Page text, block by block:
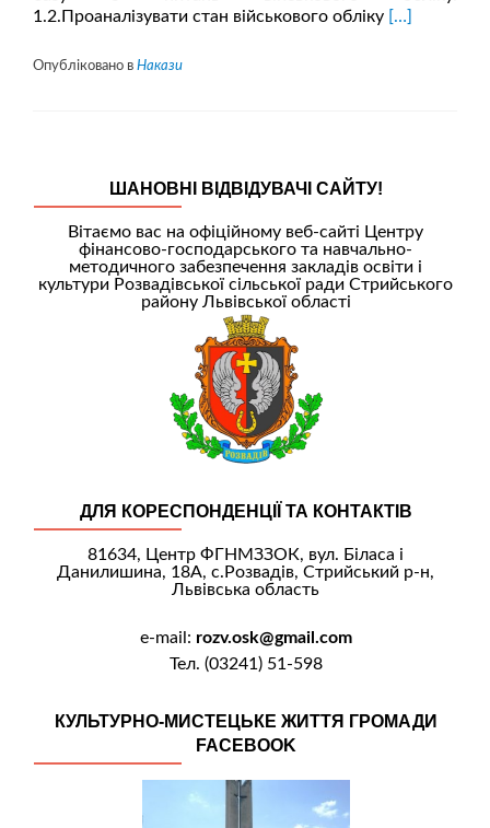
1.2.Проаналізувати стан військового обліку Читати
у
2019
році
[…]
Опубліковано в Накази
ШАНОВНІ ВІДВІДУВАЧІ САЙТУ!
Вітаємо вас на офіційному веб-сайті Центру
фінансово-господарського та навчально-
методичного забезпечення закладів освіти і
культури Розвадівської сільської ради Стрийського
району Львівської області
ДЛЯ КОРЕСПОНДЕНЦІЇ ТА КОНТАКТІВ
81634, Центр ФГНМЗЗОК, вул. Біласа і
Данилишина, 18А, с.Розвадів, Стрийський р-н,
Львівська область
e-mail: rozv.osk@gmail.com
Тел. (03241) 51-598
КУЛЬТУРНО-МИСТЕЦЬКЕ ЖИТТЯ ГРОМАДИ
FACEBOOK